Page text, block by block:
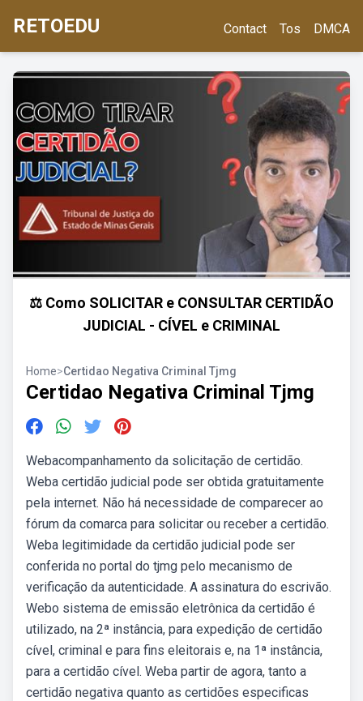
RETOEDU Contact Tos DMCA
⚖️ Como SOLICITAR e CONSULTAR CERTIDÃO
JUDICIAL - CÍVEL e CRIMINAL
Home>Certidao Negativa Criminal Tjmg
Certidao Negativa Criminal Tjmg
Webacompanhamento da solicitação de certidão.
Weba certidão judicial pode ser obtida gratuitamente
pela internet. Não há necessidade de comparecer ao
fórum da comarca para solicitar ou receber a certidão.
Weba legitimidade da certidão judicial pode ser
conferida no portal do tjmg pelo mecanismo de
verificação da autenticidade. A assinatura do escrivão.
Webo sistema de emissão eletrônica da certidão é
utilizado, na 2ª instância, para expedição de certidão
cível, criminal e para fins eleitorais e, na 1ª instância,
para a certidão cível. Weba partir de agora, tanto a
certidão negativa quanto as certidões especificas